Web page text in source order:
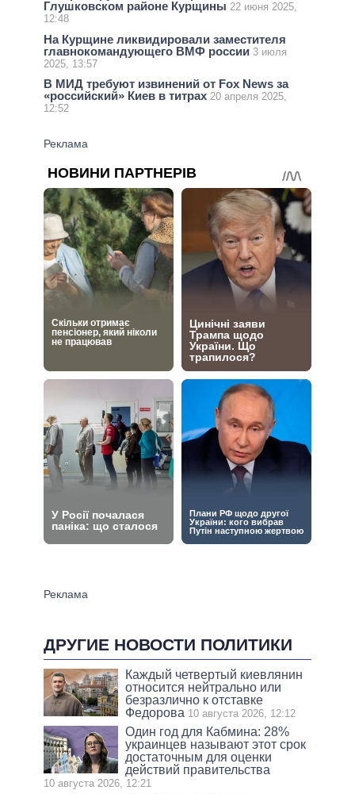
Глушковском районе Курщины 22 июня 2025,
12:48
На Курщине ликвидировали заместителя
главнокомандующего ВМФ россии 3 июля
2025, 13:57
В МИД требуют извинений от Fox News за
«российский» Киев в титрах 20 апреля 2025,
12:52
ДРУГИЕ НОВОСТИ ПОЛИТИКИ
Каждый четвертый киевлянин
относится нейтрально или
безразлично к отставке
Федорова 10 августа 2026, 12:12
Один год для Кабмина: 28%
украинцев называют этот срок
достаточным для оценки
действий правительства
10 августа 2026, 12:21